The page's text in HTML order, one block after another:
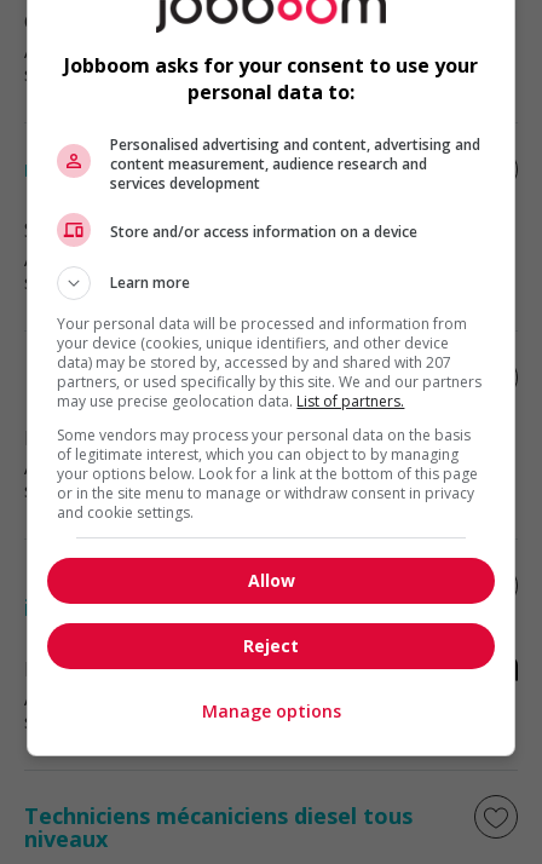
Chambly
Automobile, transport et mécanique
spécialisée
mécanicien.ne (soir)
Saint-Hyacinthe, QC
Automobile, transport et mécanique
spécialisée
Mécanicien de machine fixe 4a
Bedford, QC
Automobile, transport et mécanique
spécialisée
Mécanicien(ne) de véhicules lourds –
itinérant(e) - af
Longueuil, QC
Automobile, transport et mécanique
spécialisée
Techniciens mécaniciens diesel tous
niveaux
Jobboom asks for your consent to use your
personal data to:
Personalised advertising and content, advertising and
content measurement, audience research and
services development
Store and/or access information on a device
Learn more
Your personal data will be processed and information from
your device (cookies, unique identifiers, and other device
data) may be stored by, accessed by and shared with 207
partners, or used specifically by this site. We and our partners
may use precise geolocation data. List of partners.
Some vendors may process your personal data on the basis
of legitimate interest, which you can object to by managing
your options below. Look for a link at the bottom of this page
or in the site menu to manage or withdraw consent in privacy
and cookie settings.
Allow
Reject
Manage options